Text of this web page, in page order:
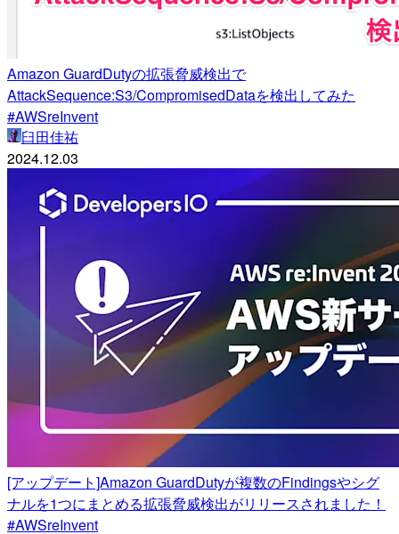
Amazon GuardDutyの拡張脅威検出で
AttackSequence:S3/CompromisedDataを検出してみた
#AWSreInvent
臼田佳祐
2024.12.03
[アップデート]Amazon GuardDutyが複数のFindingsやシグ
ナルを1つにまとめる拡張脅威検出がリリースされました！
#AWSreInvent